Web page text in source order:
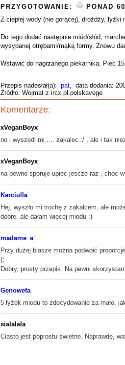
PRZYGOTOWANIE:
PONAD
Z ciepłej wody (nie gorącej), drożdży,
Do tego dodać następnie miód/słód,
wysypanej otrębami/mąką formy. Znowu
Wstawić do nagrzanego piekarnika. Piec
Przepis nadesłał(a): pat, data dodania:
Źródło: Wojmat z ircx.pl.polskavege
Komentarze:
xVeganBoyx
no i wyszedl mi .... zakalec :/ , ale i tak
xVeganBoyx
na pewno sporuje upiec jescze raz , choc
Karciulla
Hej, wyszło mi trochę z zakalcem, ale
dobre, ale dałam więcej miodu :)
madame_a
Przy dużej blasze można podwoić
(:
Dobry, prosty przepis. Na pewni
Genowefa
5 łyżek miodu to zdecydowanie za mało,
sialalala
Ciasto jest poprostu świetne. Naprawdę,